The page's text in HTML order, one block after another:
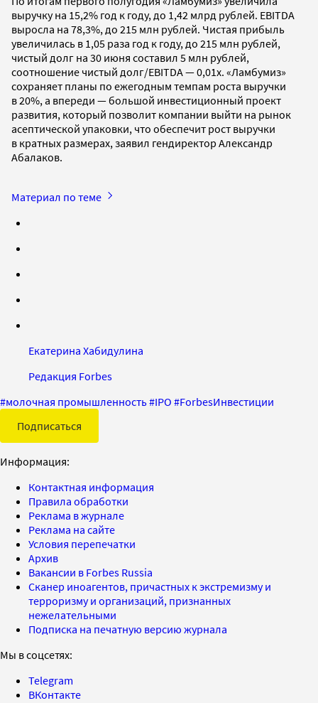
выручку на 15,2% год к году, до 1,42 млрд рублей. EBITDA
выросла на 78,3%, до 215 млн рублей. Чистая прибыль
увеличилась в 1,05 раза год к году, до 215 млн рублей,
чистый долг на 30 июня составил 5 млн рублей,
соотношение чистый долг/EBITDA — 0,01х. «Ламбумиз»
сохраняет планы по ежегодным темпам роста выручки
в 20%, а впереди — большой инвестиционный проект
развития, который позволит компании выйти на рынок
асептической упаковки, что обеспечит рост выручки
в кратных размерах, заявил гендиректор Александр
Абалаков.
Материал по теме
Екатерина Хабидулина
Редакция Forbes
#молочная промышленность#IPO #ForbesИнвестиции
Подписаться
Информация:
Контактная информация
Правила обработки
Реклама в журнале
Реклама на сайте
Условия перепечатки
Архив
Вакансии в Forbes Russia
Сканер иноагентов, причастных к экстремизму и
терроризму и организаций, признанных
нежелательными
Подписка на печатную версию журнала
Мы в соцсетях:
Telegram
ВКонтакте